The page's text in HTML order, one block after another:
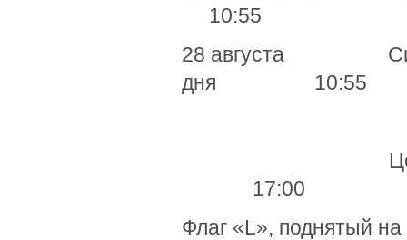
10:55
28 августа
дня 10:55
Церемония
17:00
Флаг «L», поднятый